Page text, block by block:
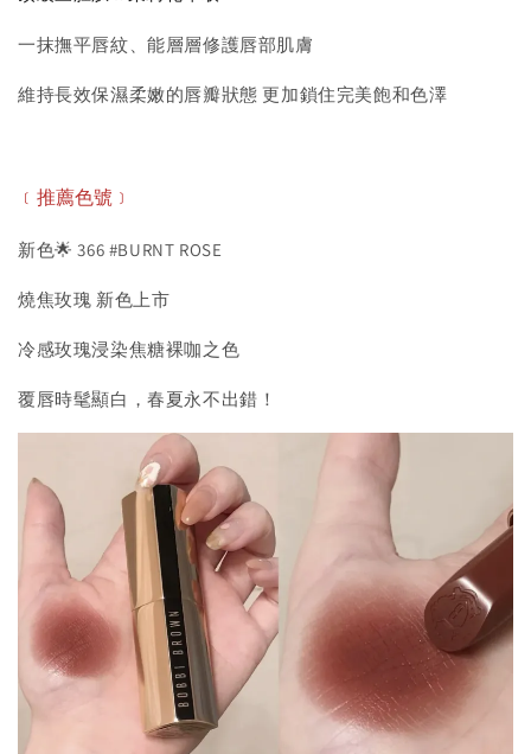
一抹撫平唇紋、能層層修護唇部肌膚
維持長效保濕柔嫩的唇瓣狀態 更加鎖住完美飽和色澤
﹝推薦色號﹞
新色🌟 366 #BURNT ROSE
燒焦玫瑰 新色上市
冷感玫瑰浸染焦糖裸咖之色
覆唇時髦顯白，春夏永不出錯！